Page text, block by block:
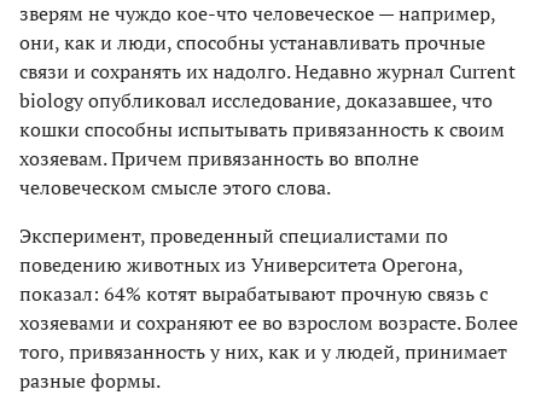
зверям не чуждо кое-что человеческое — например,
они, как и люди, способны устанавливать прочные
связи и сохранять их надолго. Недавно журнал Current
biology опубликовал исследование, доказавшее, что
кошки способны испытывать привязанность к своим
хозяевам. Причем привязанность во вполне
человеческом смысле этого слова.
Эксперимент, проведенный специалистами по
поведению животных из Университета Орегона,
показал: 64% котят вырабатывают прочную связь с
хозяевами и сохраняют ее во взрослом возрасте. Более
того, привязанность у них, как и у людей, принимает
разные формы.